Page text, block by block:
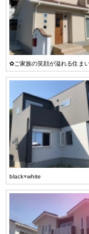
✿ご家族の笑顔が溢れる住ま
black×white